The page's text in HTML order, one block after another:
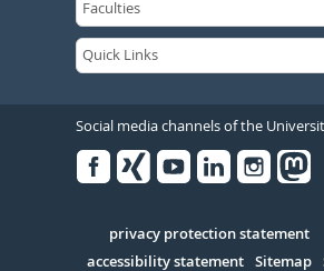
Social media channels of the
Serivce
privacy protection statement
accessibility statement Sitemap